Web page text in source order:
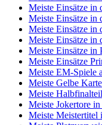
Meiste Einsätze in
Meiste Einsätze in
Meiste Einsätze in
Meiste Einsätze in
Meiste Einsätze in
Meiste Einsätze
Meiste EM-Spiele
Meiste Gelbe
Meiste
Meiste Jokertore
Meiste Meistertitel